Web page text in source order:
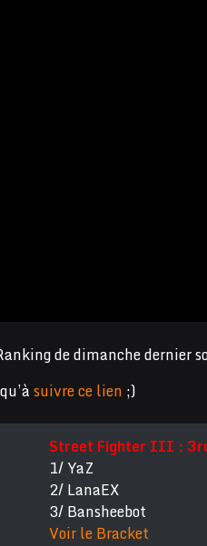
de dimanche dernier
suivre ce lien ;)
Street Fighter III :
1/ YaZ
2/ LanaEX
3/ Bansheebot
Voir le Bracket